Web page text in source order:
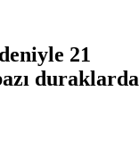
21
duraklarda